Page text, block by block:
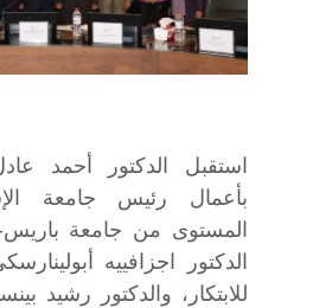
استقبل الدكتور أحمد
بأعمال رئيس جامعة
المستوى من جامعة باريس-
الدكتور اجزافييه
للابتكار، والدكتور رشيد